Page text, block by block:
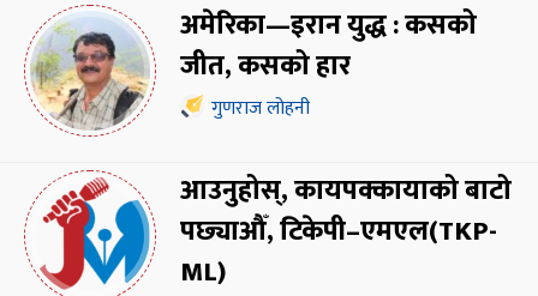
अमेरिका—इरान युद्ध : कसको
जीत, कसको हार
गुणराज लोहनी
आउनुहोस्, कायपक्कायाको बाटो
पछ्याऔँ, टिकेपी–एमएल(TKP-
ML)